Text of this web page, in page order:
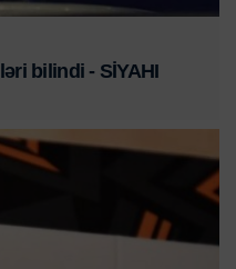
bilindi - SİYAHI